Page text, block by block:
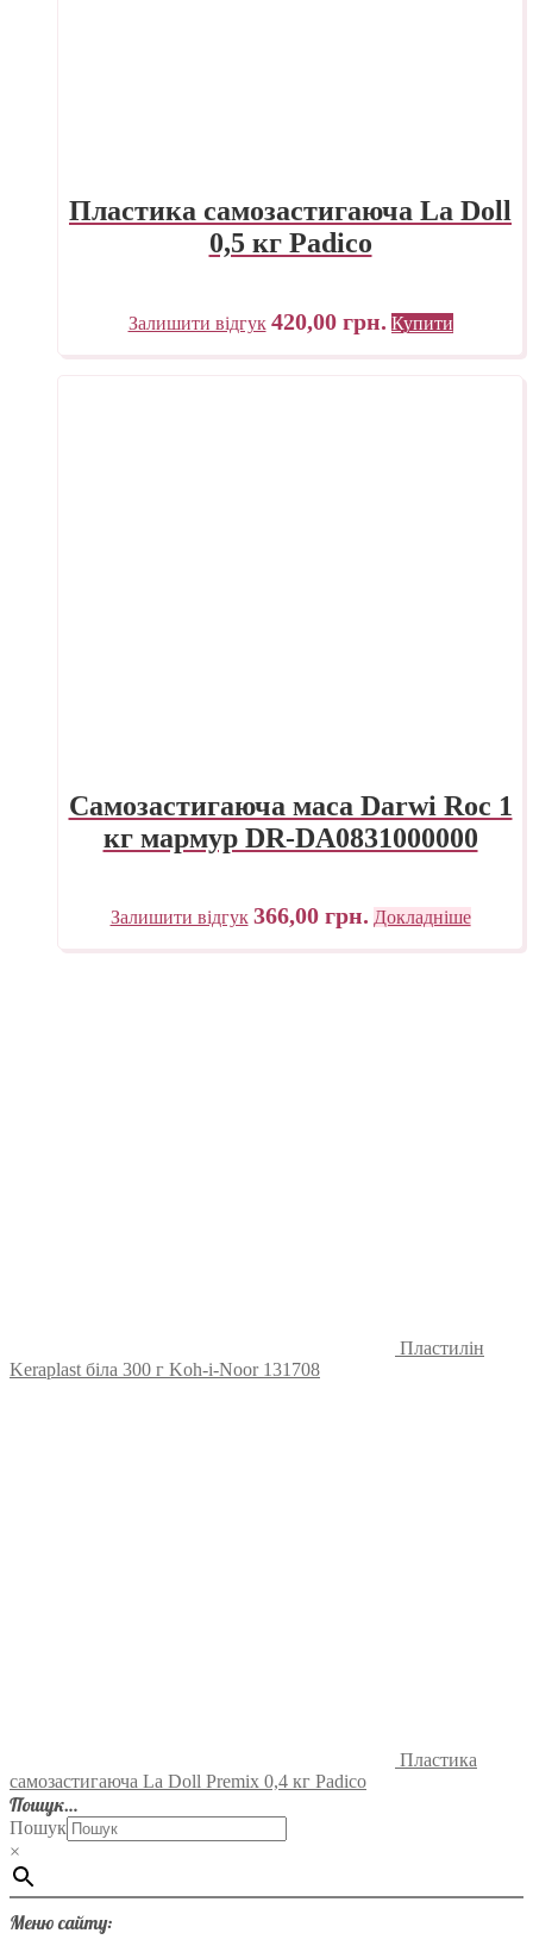
Пластика самозастигаюча La Doll
0,5 кг Padico
Залишити відгук 420,00 грн. Купити
Самозастигаюча маса Darwi Roc 1
кг мармур DR-DA0831000000
Залишити відгук 366,00 грн. Докладніше
Пластилін
Keraplast біла 300 г Koh-i-Noor 131708
Пластика
самозастигаюча La Doll Premix 0,4 кг Padico
Пошук…
Пошук
×
Меню сайту: